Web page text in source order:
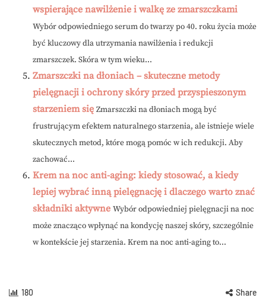
wspierające nawilżenie i walkę ze zmarszczkami
Wybór odpowiedniego serum do twarzy po 40. roku życia może
być kluczowy dla utrzymania nawilżenia i redukcji
zmarszczek. Skóra w tym wieku...
Zmarszczki na dłoniach – skuteczne metody
pielęgnacji i ochrony skóry przed przyspieszonym
starzeniem się Zmarszczki na dłoniach mogą być
frustrującym efektem naturalnego starzenia, ale istnieje wiele
skutecznych metod, które mogą pomóc w ich redukcji. Aby
zachować...
Krem na noc anti-aging: kiedy stosować, a kiedy
lepiej wybrać inną pielęgnację i dlaczego warto znać
składniki aktywne Wybór odpowiedniej pielęgnacji na noc
może znacząco wpłynąć na kondycję naszej skóry, szczególnie
w kontekście jej starzenia. Krem na noc anti-aging to...
180 Share